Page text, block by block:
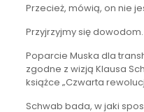
Przecież, mówią, on nie
Przyjrzyjmy się dowodom.
Poparcie Muska dla
zgodne z wizją Klausa
książce „Czwarta
Schwab bada, w jaki